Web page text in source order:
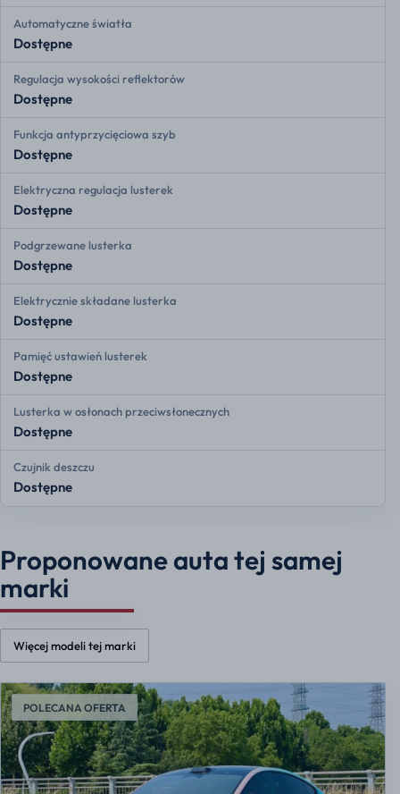
Automatyczne światła
Dostępne
Regulacja wysokości reflektorów
Dostępne
Funkcja antyprzycięciowa szyb
Dostępne
Elektryczna regulacja lusterek
Dostępne
Podgrzewane lusterka
Dostępne
Elektrycznie składane lusterka
Dostępne
Pamięć ustawień lusterek
Dostępne
Lusterka w osłonach przeciwsłonecznych
Dostępne
Czujnik deszczu
Dostępne
Proponowane auta tej samej
marki
Więcej modeli tej marki
POLECANA OFERTA